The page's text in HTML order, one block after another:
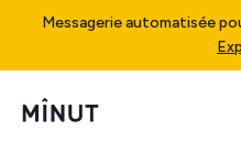
Messagerie automatisée